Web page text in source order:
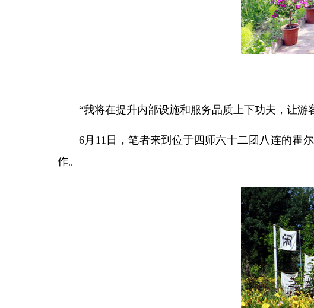
“我将在提升内部设施和服务品质上下功夫，让游
6月11日，笔者来到位于四师六十二团八连的霍
作。